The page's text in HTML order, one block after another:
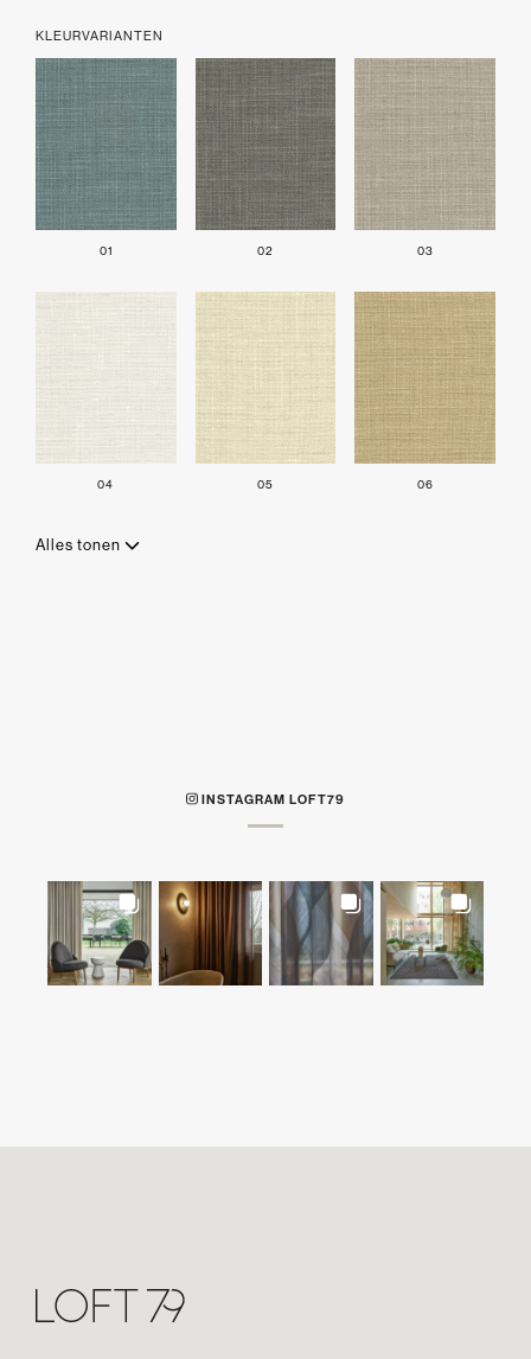
KLEURVARIANTEN
01 02 03
04 05 06
Alles tonen
INSTAGRAM LOFT79